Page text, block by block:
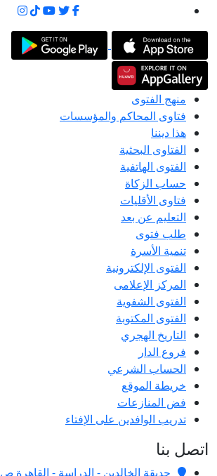
منهج الفتوى
فتاوى المحاكم والمؤسسات
هذا ديننا
الفتاوى البحثية
الفتوى الهاتفية
حساب الزكاة
فتاوى الأقليات
التعليم عن بعد
طلب فتوى
تنمية الأسرة
الفتوى الإلكترونية
المركز الإعلامى
الفتوى الشفوية
الفتوى المكتوبة
التاريخ الهجري
فروع الدار
الحساب الشرعي
خريطة الموقع
فض المنازعات
تدريب الوافدين على الإفتاء
اتصل بنا
حديقة الخالدين - الدراسة - القاهرة ص.ب